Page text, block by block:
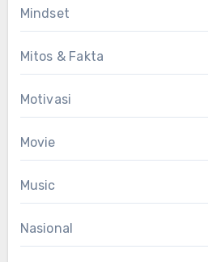
Mindset
Mitos & Fakta
Motivasi
Movie
Music
Nasional